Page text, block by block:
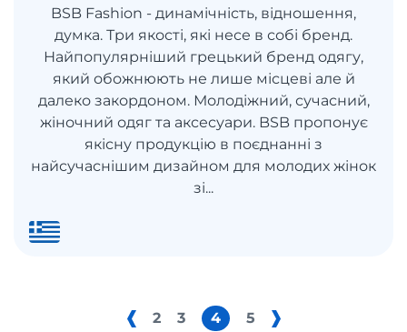
BSB Fashion - динамічність, відношення,
думка. Три якості, які несе в собі бренд.
Найпопулярніший грецький бренд одягу,
який обожнюють не лише місцеві але й
далеко закордоном. Молодіжний, сучасний,
жіночний одяг та аксесуари. BSB пропонує
якісну продукцію в поєднанні з
найсучаснішим дизайном для молодих жінок
зі...
2 3 4 5